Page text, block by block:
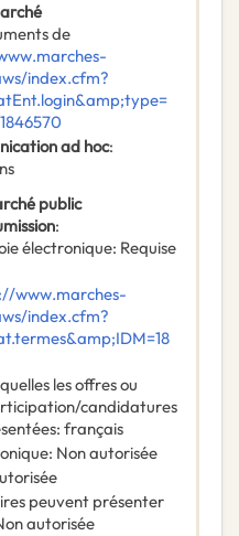
de
index.cfm?
ad hoc:
public
:
électronique: Requise
www.marches-
index.cfm?
les offres ou
candidatures
: français
: Non autorisée
peuvent présenter
autorisée